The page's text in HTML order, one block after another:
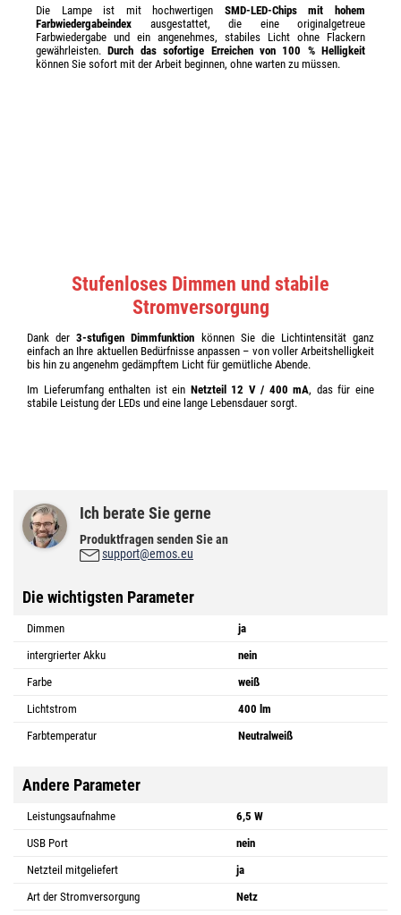
Die Lampe ist mit hochwertigen SMD-LED-Chips mit hohem
Farbwiedergabeindex ausgestattet, die eine originalgetreue
Farbwiedergabe und ein angenehmes, stabiles Licht ohne Flackern
gewährleisten.Durch das sofortige Erreichen von 100 % Helligkeit
können Sie sofort mit der Arbeit beginnen, ohne warten zu müssen.
Stufenloses Dimmen und stabile
Stromversorgung
Dank der3-stufigen Dimmfunktion
können Sie die Lichtintensität ganz
einfach an Ihre aktuellen Bedürfnisse anpassen – von voller Arbeitshelligkeit
bis hin zu angenehm gedämpftem Licht für gemütliche Abende.
Im Lieferumfang enthalten ist ein Netzteil 12 V / 400 mA, das für eine
stabile Leistung der LEDs und eine lange Lebensdauer sorgt.
Ich berate Sie gerne
Produktfragen senden Sie an
support@emos.eu
Die wichtigsten Parameter
Dimmen
ja
intergrierter Akku
nein
Farbe
weiß
Lichtstrom
400 lm
Farbtemperatur
Neutralweiß
Andere Parameter
Leistungsaufnahme
6,5 W
USB Port
nein
Netzteil mitgeliefert
ja
Art der Stromversorgung
Netz